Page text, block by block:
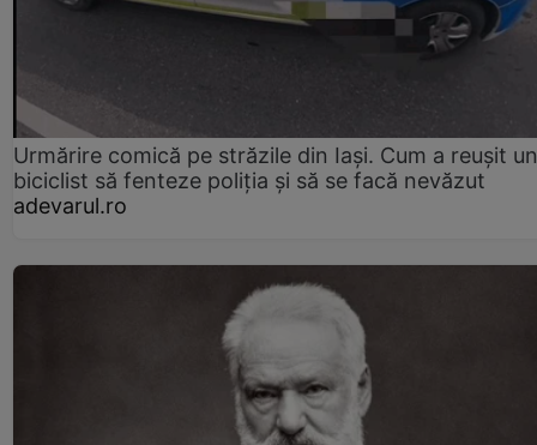
Urmărire comică pe străzile din Iași. Cum a reușit un
biciclist să fenteze poliția și să se facă nevăzut
adevarul.ro